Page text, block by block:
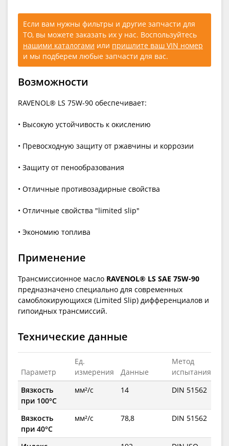
Если вам нужны фильтры и другие запчасти для
ТО, вы можете заказать их у нас. Воспользуйтесь
нашими каталогами или пришлите ваш VIN номер
и мы подберем любые запчасти для вас.
Возможности
RAVENOL® LS 75W-90 обеспечивает:
• Высокую устойчивость к окислению
• Превосходную защиту от ржавчины и коррозии
• Защиту от пенообразования
• Отличные противозадирные свойства
• Отличные свойства "limited slip"
• Экономию топлива
Применение
Трансмиссионное масло RAVENOL® LS SAE 75W-90
предназначено специально для современных
самоблокирующихся (Limited Slip) дифференциалов и
гипоидных трансмиссий.
Технические данные
Параметр
Ед.
измерения
Данные
Метод
испытания
Вязкость
при 100°C
мм²/с 14 DIN 51562
Вязкость
при 40°C
мм²/с 78,8 DIN 51562